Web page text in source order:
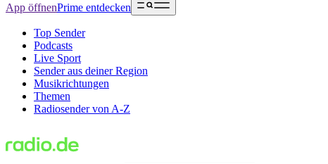
App öffnenPrime entdecken
Top Sender
Podcasts
Live Sport
Sender aus deiner Region
Musikrichtungen
Themen
Radiosender von A-Z